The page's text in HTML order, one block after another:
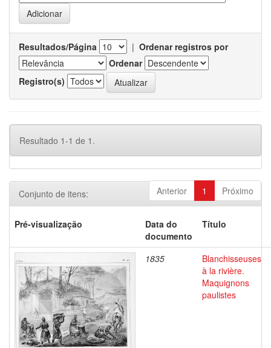
Resultados/Página | Ordenar registros por
Ordenar
Registro(s)
Resultado 1-1 de 1.
Anterior 1 Próximo
Conjunto de itens:
Pré-visualização
Data do
documento
Título
1835
Blanchisseuses
à la rivière.
Maquignons
paulistes